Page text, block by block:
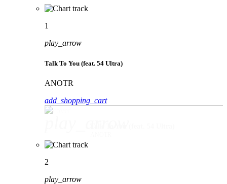
1
play_arrow
Talk To You (feat. 54 Ultra)
ANOTR
add_shopping_cart
2
play_arrow